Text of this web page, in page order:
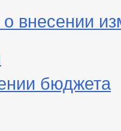
внесении
бюджета